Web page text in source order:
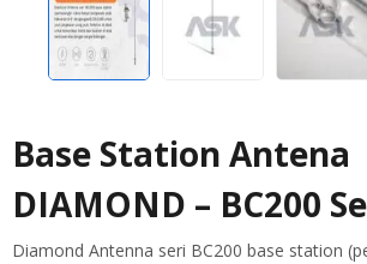
Base Station Antena
DIAMOND – BC200
Diamond Antenna seri BC200 base station